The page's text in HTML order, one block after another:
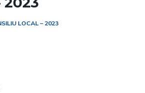
LOCAL – 2023